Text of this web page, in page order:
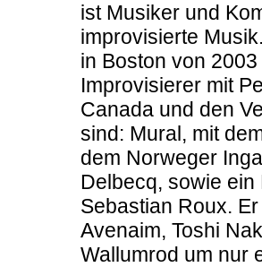
ist Musiker und
improvisierte
in Boston von
Improvisierer mit
Canada und den
sind: Mural, mit
dem Norweger
Delbecq, sowie
Sebastian Roux.
Avenaim, Toshi
Wallumrod um nur